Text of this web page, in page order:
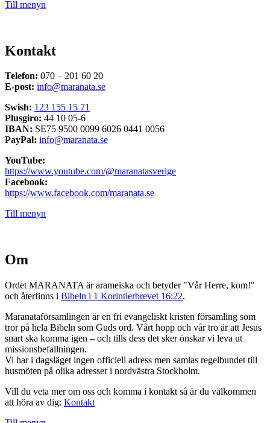
Till menyn
Kontakt
Telefon: 070 – 201 60 20
E-post: info@maranata.se
Swish: 123 155 15 71
Plusgiro: 44 10 05-6
IBAN: SE75 9500 0099 6026 0441 0056
PayPal: info@maranata.se
YouTube:
https://www.youtube.com/@maranatasverige
Facebook:
https://www.facebook.com/maranata.se
Till menyn
Om
Ordet MARANATA är arameiska och betyder "Vår Herre, kom!"
och återfinns i Bibeln i 1 Korintierbrevet 16:22.
Maranataförsamlingen är en fri evangeliskt kristen församling som
tror på hela Bibeln som Guds ord. Vårt hopp och vår tro är att Jesus
snart ska komma igen – och tills dess det sker önskar vi leva ut
missionsbefallningen.
Vi har i dagsläget ingen officiell adress men samlas regelbundet till
husmöten på olika adresser i nordvästra Stockholm.
Vill du veta mer om oss och komma i kontakt så är du välkommen
att höra av dig: Kontakt